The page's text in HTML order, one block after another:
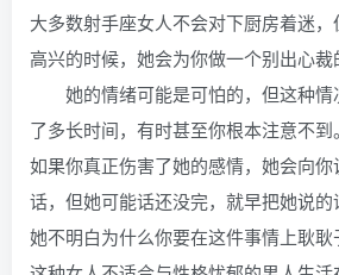
大多数射手座女人不会对下厨房着迷
高兴的时候，她会为你做一个别出心裁
她的情绪可能是可怕的，但这种情
了多长时间，有时甚至你根本注意不到。
如果你真正伤害了她的感情，她会向
话，但她可能话还没完，就早把她说的
她不明白为什么你要在这件事情上耿耿